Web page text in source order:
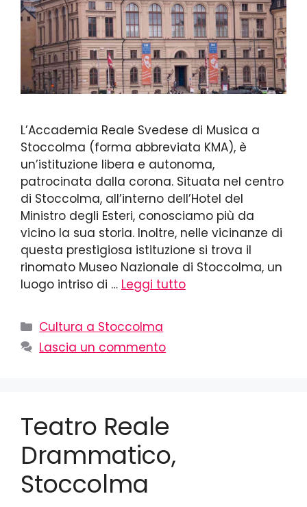
L’Accademia Reale Svedese di Musica a
Stoccolma (forma abbreviata KMA), è
un’istituzione libera e autonoma,
patrocinata dalla corona. Situata nel centro
di Stoccolma, all’interno dell’Hotel del
Ministro degli Esteri, conosciamo più da
vicino la sua storia. Inoltre, nelle vicinanze di
questa prestigiosa istituzione si trova il
rinomato Museo Nazionale di Stoccolma, un
luogo intriso di … Leggi tutto
Cultura a Stoccolma
Lascia un commento
Teatro Reale
Drammatico,
Stoccolma